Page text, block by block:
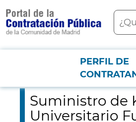
contenido
principal
Menú PCON
PERFIL DE
Suministro de Kits de infusión
Suministro de
Universitario